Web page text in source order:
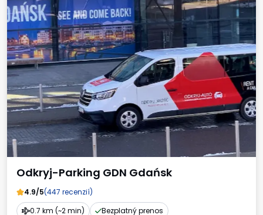
Odkryj-Parking GDN Gdańsk
4.9/5(447 recenzií)
0.7 km (~2 min)
Bezplatný prenos